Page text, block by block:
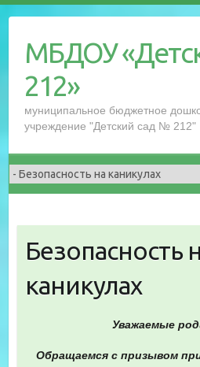
содержимому
МБДОУ
212»
муниципальное бюджетное
учреждение "Детский сад № 212"
Безопасность
каникулах
Уважаемые
Обращаемся с призывом